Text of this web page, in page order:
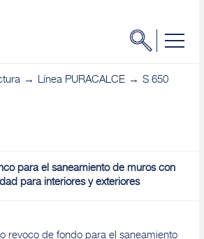
Línea PURACALCE S 650
para el saneamiento de muros con
para interiores y exteriores
revoco de fondo para el saneamiento